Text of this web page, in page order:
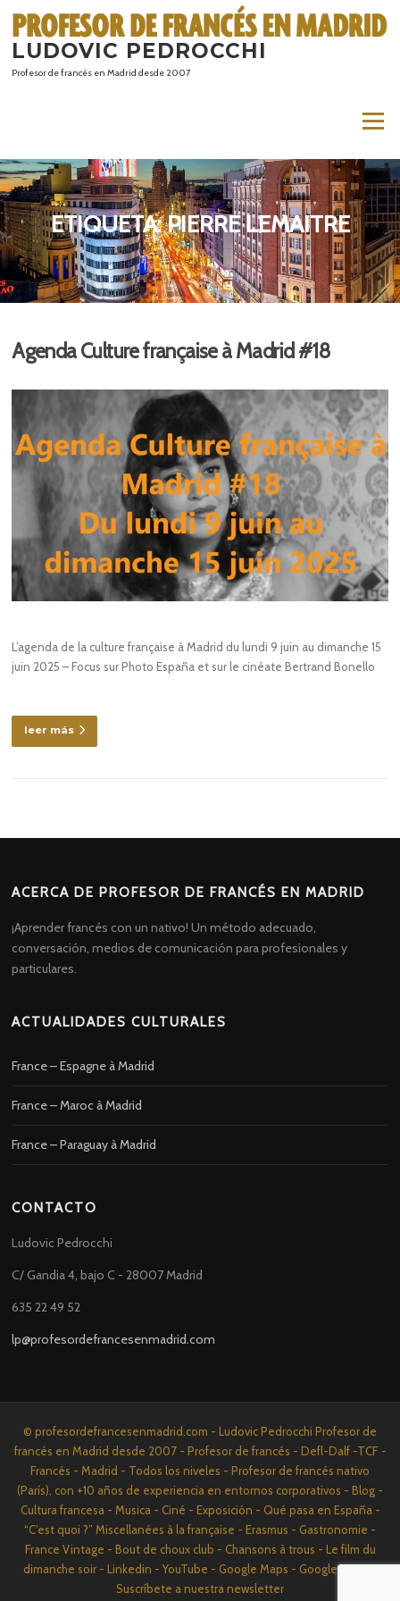
contenido
LUDOVIC PEDROCCHI
Profesor de francés en Madrid desde 2007
Menú
ETIQUETA:PIERRE LEMAITRE
Agenda Culture française à Madrid #18
L’agenda de la culture française à Madrid du lundi 9 juin au dimanche 15
juin 2025 – Focus sur Photo España et sur le cinéate Bertrand Bonello
leer más
ACERCA DE PROFESOR DE FRANCÉS EN MADRID
¡Aprender francés con un nativo! Un método adecuado,
conversación, medios de comunicación para profesionales y
particulares.
ACTUALIDADES CULTURALES
France – Espagne à Madrid
France – Maroc à Madrid
France – Paraguay à Madrid
CONTACTO
Ludovic Pedrocchi
C/ Gandia 4, bajo C - 28007 Madrid
635 22 49 52
lp@profesordefrancesenmadrid.com
© profesordefrancesenmadrid.com - Ludovic Pedrocchi Profesor de
francés en Madrid desde 2007 - Profesor de francés - Defl-Dalf -TCF -
Francés - Madrid - Todos los niveles - Profesor de francés nativo
(París), con +10 años de experiencia en entornos corporativos - Blog -
Cultura francesa - Musica - Ciné - Exposición - Qué pasa en España -
“C’est quoi ?” Miscellanées à la française - Erasmus - Gastronomie -
France Vintage - Bout de choux club - Chansons à trous - Le film du
dimanche soir - Linkedin - YouTube - Google Maps - Google News -
Suscríbete a nuestra newsletter